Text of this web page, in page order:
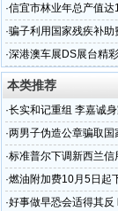
·信宜市林业年总产值
·骗子利用国家残疾补
·深港澳车展DS展台精
馈活动
本类推荐
·长实和记重组 李嘉诚
·两男子伪造公章骗取国
3年
·标准普尔下调新西兰
·燃油附加费10月5日起
·好事做早恐会适得其反